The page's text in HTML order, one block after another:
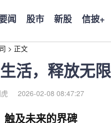
闻 股市 新股 信披+
> 正文
活，释放无
2026-02-08 08:47:27
及未来的界碑